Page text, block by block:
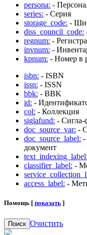
persona: -
series: - Серия
storage_code: -
diss_council_code:
regnum: -
invnum: -
kpnum: - Номер в
isbn: - ISBN
issn: - ISSN
bbk: - BBK
id: -
col: - Коллекция
siglafund: - Сигла-
doc_source_var: -
doc_source_label: -
документ
text_indexing_label:
classifier_label: -
access_label: -
Помощь [ показать ]
Поиск Очистить